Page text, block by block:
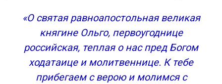
«О святая равноапостольная великая
княгине Ольго, первоугоднице
российская, теплая о нас пред Богом
ходатаице и молитвеннице. К тебе
прибегаем с верою и молимся с